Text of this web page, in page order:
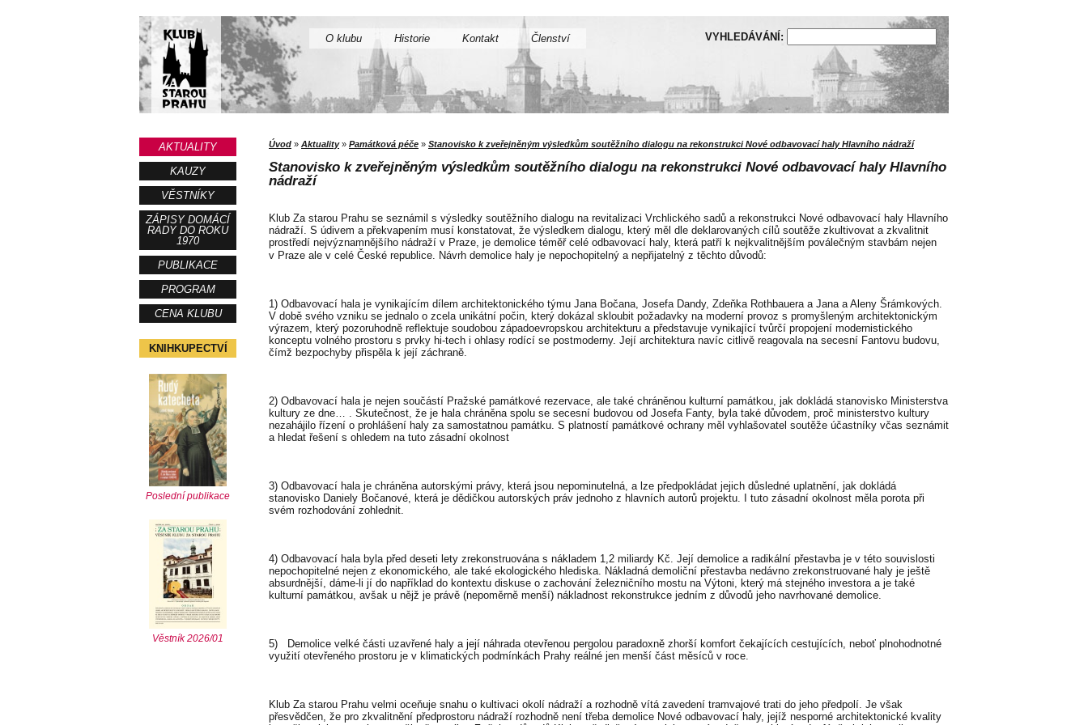
O klubu Historie Kontakt Členství VYHLEDÁVÁNÍ:
AKTUALITY
KAUZY
VĚSTNÍKY
ZÁPISY DOMÁCÍ
RADY DO ROKU
1970
PUBLIKACE
PROGRAM
CENA KLUBU
KNIHKUPECTVÍ
Poslední publikace
Věstník 2026/01
Úvod » Aktuality» Památková péče » Stanovisko k zveřejněným výsledkům soutěžního dialogu na rekonstrukci Nové odbavovací haly Hlavního nádraží
Stanovisko k zveřejněným výsledkům soutěžního dialogu na rekonstrukci Nové odbavovací haly Hlavního
nádraží
Klub Za starou Prahu se seznámil s výsledky soutěžního dialogu na revitalizaci Vrchlického sadů a rekonstrukci Nové odbavovací haly Hlavního
nádraží. S údivem a překvapením musí konstatovat, že výsledkem dialogu, který měl dle deklarovaných cílů soutěže zkultivovat a zkvalitnit
prostředí nejvýznamnějšího nádraží v Praze, je demolice téměř celé odbavovací haly, která patří k nejkvalitnějším poválečným stavbám nejen
v Praze ale v celé České republice. Návrh demolice haly je nepochopitelný a nepřijatelný z těchto důvodů:
1) Odbavovací hala je vynikajícím dílem architektonického týmu Jana Bočana, Josefa Dandy, Zdeňka Rothbauera a Jana a Aleny Šrámkových.
V době svého vzniku se jednalo o zcela unikátní počin, který dokázal skloubit požadavky na moderní provoz s promyšleným architektonickým
výrazem, který pozoruhodně reflektuje soudobou západoevropskou architekturu a představuje vynikající tvůrčí propojení modernistického
konceptu volného prostoru s prvky hi-tech i ohlasy rodící se postmoderny. Její architektura navíc citlivě reagovala na secesní Fantovu budovu,
čímž bezpochyby přispěla k její záchraně.
2) Odbavovací hala je nejen součástí Pražské památkové rezervace, ale také chráněnou kulturní památkou, jak dokládá stanovisko Ministerstva
kultury ze dne… . Skutečnost, že je hala chráněna spolu se secesní budovou od Josefa Fanty, byla také důvodem, proč ministerstvo kultury
nezahájilo řízení o prohlášení haly za samostatnou památku. S platností památkové ochrany měl vyhlašovatel soutěže účastníky včas seznámit
a hledat řešení s ohledem na tuto zásadní okolnost
3) Odbavovací hala je chráněna autorskými právy, která jsou nepominutelná, a lze předpokládat jejich důsledné uplatnění, jak dokládá
stanovisko Daniely Bočanové, která je dědičkou autorských práv jednoho z hlavních autorů projektu. I tuto zásadní okolnost měla porota při
svém rozhodování zohlednit.
4) Odbavovací hala byla před deseti lety zrekonstruována s nákladem 1,2 miliardy Kč. Její demolice a radikální přestavba je v této souvislosti
nepochopitelné nejen z ekonomického, ale také ekologického hlediska. Nákladná demoliční přestavba nedávno zrekonstruované haly je ještě
absurdnější, dáme-li jí do například do kontextu diskuse o zachování železničního mostu na Výtoni, který má stejného investora a je také
kulturní památkou, avšak u nějž je právě (nepoměrně menší) nákladnost rekonstrukce jedním z důvodů jeho navrhované demolice.
5)
Demolice velké části uzavřené haly a její náhrada otevřenou pergolou paradoxně zhorší komfort čekajících cestujících, neboť plnohodnotné
využití otevřeného prostoru je v klimatických podmínkách Prahy reálné jen menší část měsíců v roce.
Klub Za starou Prahu velmi oceňuje snahu o kultivaci okolí nádraží a rozhodně vítá zavedení tramvajové trati do jeho předpolí. Je však
přesvědčen, že pro zkvalitnění předprostoru nádraží rozhodně není třeba demolice Nové odbavovací haly, jejíž nesporné architektonické kvality